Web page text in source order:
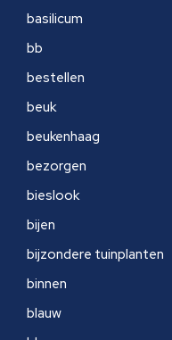
basilicum
bb
bestellen
beuk
beukenhaag
bezorgen
bieslook
bijen
bijzondere tuinplanten
binnen
blauw